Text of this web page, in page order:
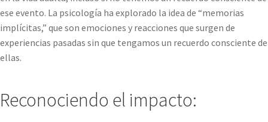
ese evento. La psicología ha explorado la idea de “memorias
implícitas,” que son emociones y reacciones que surgen de
experiencias pasadas sin que tengamos un recuerdo consciente de
ellas.
Reconociendo el impacto: